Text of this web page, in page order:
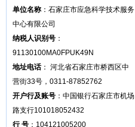
单位名称 ：石家庄市应急科学技术服务
中心有限公司
纳税人识别号 ：
91130100MA0FPUK49N
地址电话： 河北省石家庄市桥西区中
营街33号，0311-87852762
开户行及账号 ：中国银行石家庄市机场
路支行101018052432
行 号 ：104121005200